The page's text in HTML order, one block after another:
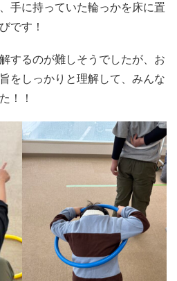
手に持っていた輪っかを床に置
です！
するのが難しそうでしたが、お
をしっかりと理解して、みんな
！！